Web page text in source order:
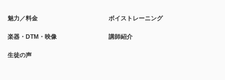
魅力／料金 ボイストレーニング
楽器・DTM・映像 講師紹介
生徒の声